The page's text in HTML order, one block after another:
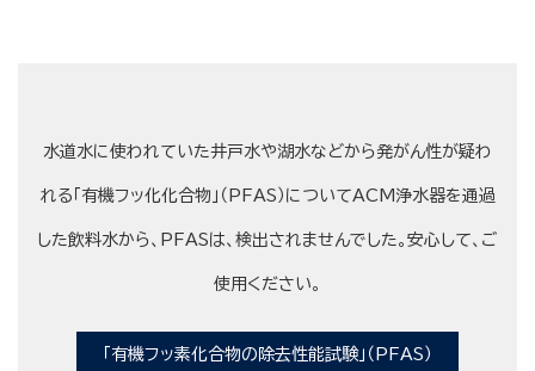
水道水に使われていた井戸水や湖水などから発がん性が疑わ
れる「有機フッ化化合物」（PFAS）についてACM浄水器を通過
した飲料水から、PFASは、検出されませんでした。安心して、ご
使用ください。
「有機フッ素化合物の除去性能試験」（PFAS）